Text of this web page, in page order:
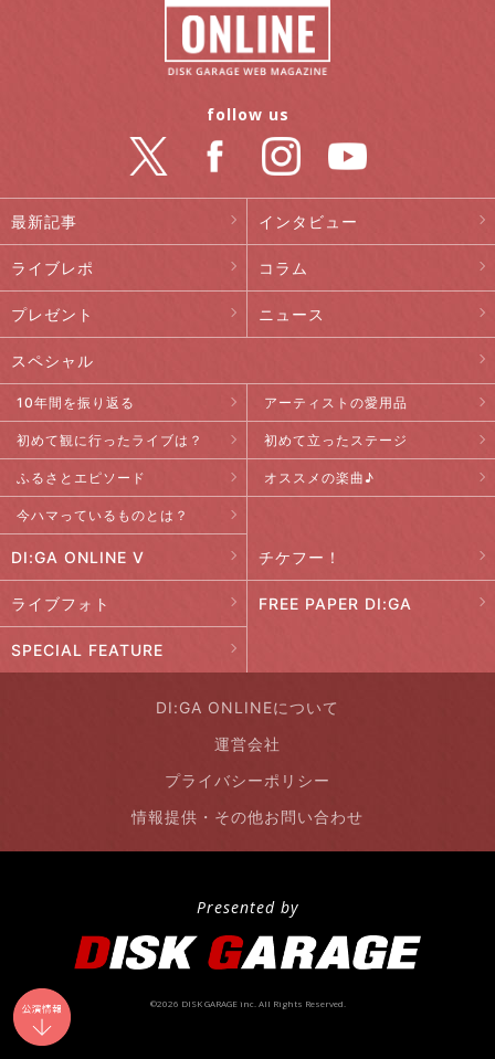
最新記事 インタビュー
ライブレポ コラム
プレゼント ニュース
スペシャル
10年間を振り返る アーティストの愛用品
初めて観に行ったライブは？ 初めて立ったステージ
ふるさとエピソード オススメの楽曲♪
今ハマっているものとは？
DI:GA ONLINE V チケフー！
ライブフォト FREE PAPER DI:GA
SPECIAL FEATURE
follow us
DI:GA ONLINEについて
運営会社
プライバシーポリシー
情報提供・その他お問い合わせ
Presented by
©2026 DISK GARAGE inc. All Rights Reserved.